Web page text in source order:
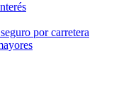
por carretera